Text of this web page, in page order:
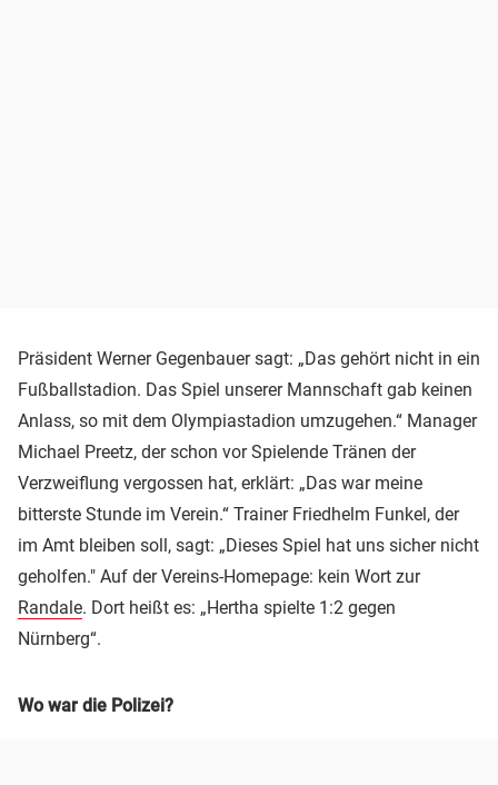
Präsident Werner Gegenbauer sagt: „Das gehört nicht in ein
Fußballstadion. Das Spiel unserer Mannschaft gab keinen
Anlass, so mit dem Olympiastadion umzugehen.“ Manager
Michael Preetz, der schon vor Spielende Tränen der
Verzweiflung vergossen hat, erklärt: „Das war meine
bitterste Stunde im Verein.“ Trainer Friedhelm Funkel, der
im Amt bleiben soll, sagt: „Dieses Spiel hat uns sicher nicht
geholfen." Auf der Vereins-Homepage: kein Wort zur
Randale. Dort heißt es: „Hertha spielte 1:2 gegen
Nürnberg“.
Wo war die Polizei?